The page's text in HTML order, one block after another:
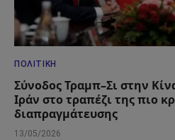
ΠΟΛΙΤΙΚΉ
Σύνοδος Τραμπ–Σι στην
Ιράν στο τραπέζι της πιο
διαπραγμάτευσης
13/05/2026